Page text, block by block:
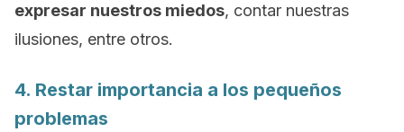
expresar nuestros miedos, contar nuestras
ilusiones, entre otros.
4. Restar importancia a los pequeños
problemas